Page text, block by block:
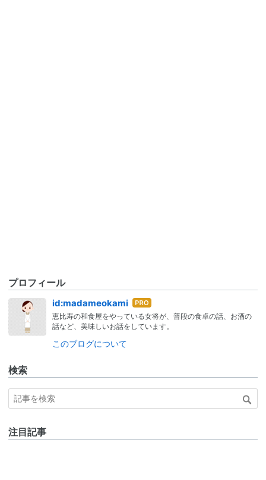
プロフィール
id:madameokami はて
なブ
ログ
恵比寿の和食屋をやっている女将が、普段の食卓の話、お酒の
話など、美味しいお話をしています。
このブログについて
検索
注目記事